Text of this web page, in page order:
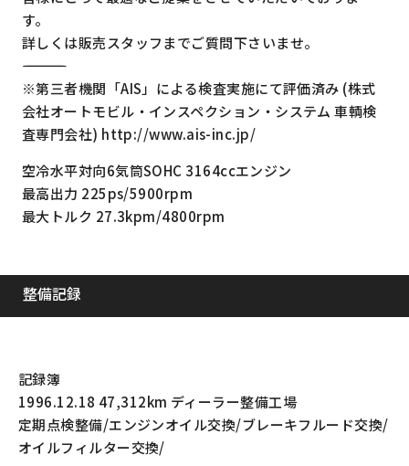
す。
詳しくは販売スタッフまでご質問下さいませ。
―――――――――――――――――――――――――――――――――
※第三者機関「AIS」による検査実施にて評価済み (株式
会社オートモビル・インスペクション・システム 車輌検
査専門会社) http://www.ais-inc.jp/
空冷水平対向6気筒SOHC 3164ccエンジン
最高出力 225ps/5900rpm
最大トルク 27.3kpm/4800rpm
整備記録
記録簿
1996.12.18 47,312km ディーラー整備工場
定期点検整備/エンジンオイル交換/ブレーキフルード交換/
オイルフィルター交換/